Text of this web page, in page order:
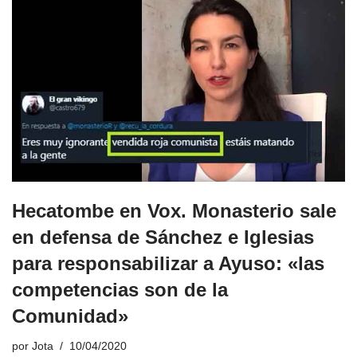
Hecatombe en Vox. Monasterio sale
en defensa de Sánchez e Iglesias
para responsabilizar a Ayuso: «las
competencias son de la
Comunidad»
por Jota 10/04/2020